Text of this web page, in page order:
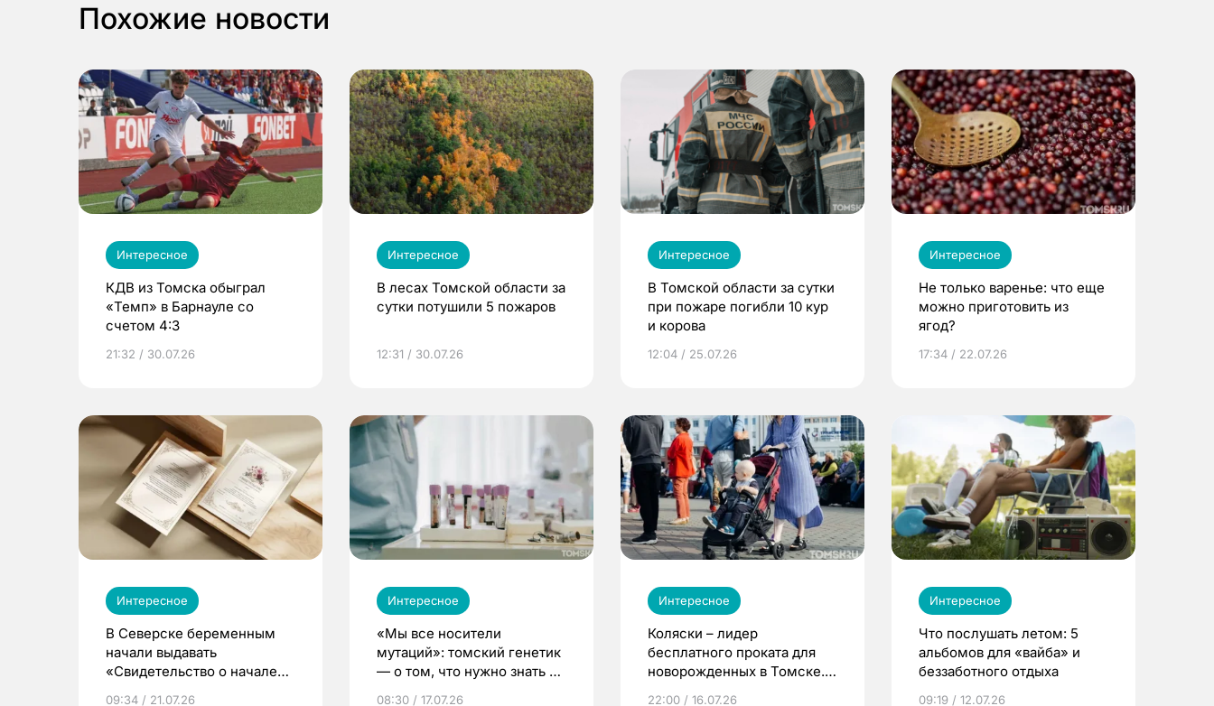
Похожие новости
Интересное
КДВ из Томска обыграл
«Темп» в Барнауле со
счетом 4:3
21:32 / 30.07.26
Интересное
В лесах Томской области за
сутки потушили 5 пожаров
12:31 / 30.07.26
Интересное
В Томской области за сутки
при пожаре погибли 10 кур
и корова
12:04 / 25.07.26
Интересное
Не только варенье: что еще
можно приготовить из
ягод?
17:34 / 22.07.26
Интересное
В Северске беременным
начали выдавать
«Свидетельство о начале
09:34 / 21.07.26
Интересное
«Мы все носители
мутаций»: томский генетик
— о том, что нужно знать до
08:30 / 17.07.26
Интересное
Коляски – лидер
бесплатного проката для
новорожденных в Томске.
22:00 / 16.07.26
Интересное
Что послушать летом: 5
альбомов для «вайба» и
беззаботного отдыха
09:19 / 12.07.26